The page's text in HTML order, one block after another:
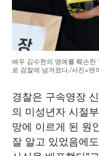
배우 김수현의 명예를 훼손
로 검찰에 넘겨졌다./사진=텐
경찰은 구속영장
의 미성년자 시절
망에 이르게 된 원
잘 알고 있었음에